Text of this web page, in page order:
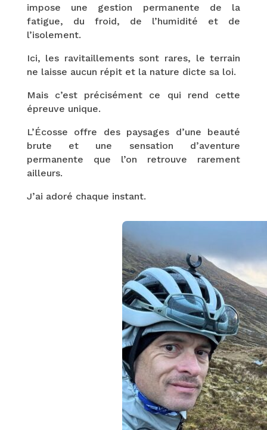
impose une gestion permanente de la
fatigue, du froid, de l’humidité et de
l’isolement.
Ici, les ravitaillements sont rares, le terrain
ne laisse aucun répit et la nature dicte sa loi.
Mais c’est précisément ce qui rend cette
épreuve unique.
L’Écosse offre des paysages d’une beauté
brute et une sensation d’aventure
permanente que l’on retrouve rarement
ailleurs.
J’ai adoré chaque instant.